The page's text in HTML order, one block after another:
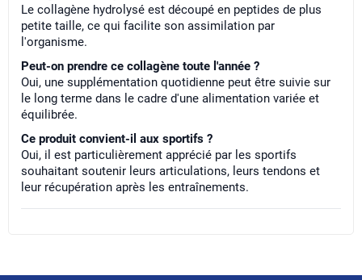
Le collagène hydrolysé est découpé en peptides de plus
petite taille, ce qui facilite son assimilation par
l'organisme.
Peut-on prendre ce collagène toute l'année ?
Oui, une supplémentation quotidienne peut être suivie sur
le long terme dans le cadre d'une alimentation variée et
équilibrée.
Ce produit convient-il aux sportifs ?
Oui, il est particulièrement apprécié par les sportifs
souhaitant soutenir leurs articulations, leurs tendons et
leur récupération après les entraînements.